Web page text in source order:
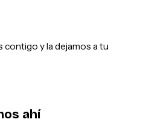
contigo y la dejamos a tu
ahí